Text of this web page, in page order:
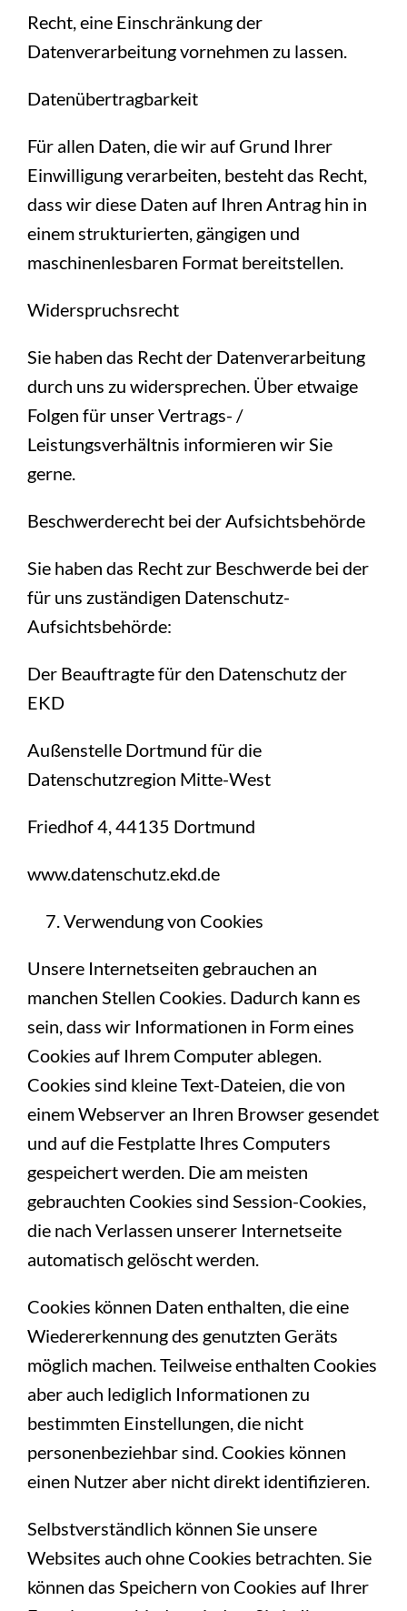
Recht, eine Einschränkung der
Datenverarbeitung vornehmen zu lassen.
Datenübertragbarkeit
Für allen Daten, die wir auf Grund Ihrer
Einwilligung verarbeiten, besteht das Recht,
dass wir diese Daten auf Ihren Antrag hin in
einem strukturierten, gängigen und
maschinenlesbaren Format bereitstellen.
Widerspruchsrecht
Sie haben das Recht der Datenverarbeitung
durch uns zu widersprechen. Über etwaige
Folgen für unser Vertrags- /
Leistungsverhältnis informieren wir Sie
gerne.
Beschwerderecht bei der Aufsichtsbehörde
Sie haben das Recht zur Beschwerde bei der
für uns zuständigen Datenschutz-
Aufsichtsbehörde:
Der Beauftragte für den Datenschutz der
EKD
Außenstelle Dortmund für die
Datenschutzregion Mitte-West
Friedhof 4, 44135 Dortmund
www.datenschutz.ekd.de
Verwendung von Cookies
Unsere Internetseiten gebrauchen an
manchen Stellen Cookies. Dadurch kann es
sein, dass wir Informationen in Form eines
Cookies auf Ihrem Computer ablegen.
Cookies sind kleine Text-Dateien, die von
einem Webserver an Ihren Browser gesendet
und auf die Festplatte Ihres Computers
gespeichert werden. Die am meisten
gebrauchten Cookies sind Session-Cookies,
die nach Verlassen unserer Internetseite
automatisch gelöscht werden.
Cookies können Daten enthalten, die eine
Wiedererkennung des genutzten Geräts
möglich machen. Teilweise enthalten Cookies
aber auch lediglich Informationen zu
bestimmten Einstellungen, die nicht
personenbeziehbar sind. Cookies können
einen Nutzer aber nicht direkt identifizieren.
Selbstverständlich können Sie unsere
Websites auch ohne Cookies betrachten. Sie
können das Speichern von Cookies auf Ihrer